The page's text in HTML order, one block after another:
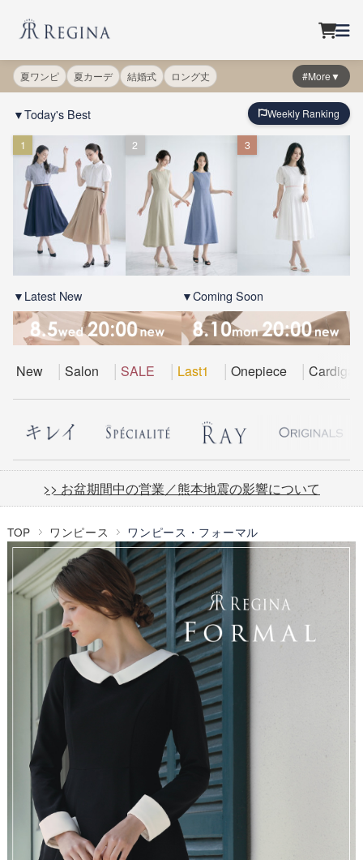
夏ワンピ 夏カーデ 結婚式 ロング丈 #More▼
▼Today's Best Weekly Ranking
1 2 3
▼Latest New ▼Coming Soon
New Salon SALE Last1 Onepiece Cardigan
>> お盆期間中の営業／熊本地震の影響について
TOP ワンピース ワンピース・フォーマル